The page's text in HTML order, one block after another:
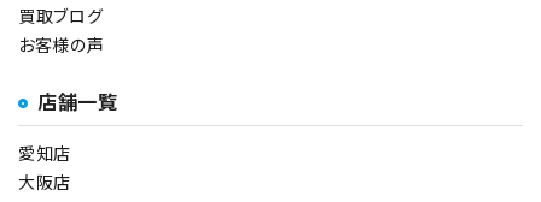
買取ブログ
お客様の声
店舗一覧
愛知店
大阪店